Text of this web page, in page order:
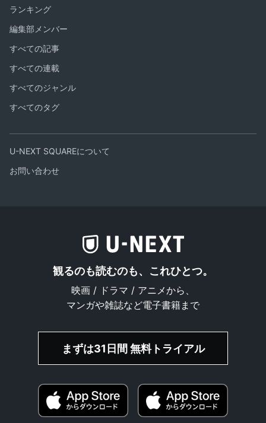
ランキング
編集部メンバー
すべての記事
すべての連載
すべてのジャンル
すべてのタグ
U-NEXT SQUAREについて
お問い合わせ
観るのも読むのも、これひとつ。
映画 / ドラマ / アニメから、
マンガや雑誌など電子書籍まで
まずは31日間 無料トライアル